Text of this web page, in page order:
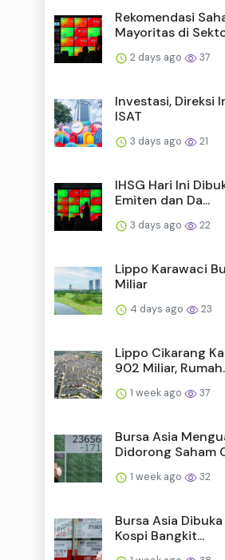
Rekomendasi
Mayoritas di
2 days ago 37
Investasi, Direksi
ISAT
3 days ago 21
IHSG Hari Ini
Emiten dan Da...
3 days ago 22
Lippo Karawaci
Miliar
4 days ago 23
Lippo Cikarang
902 Miliar,
1 week ago 37
Bursa Asia
Didorong Saham
1 week ago 32
Bursa Asia
Kospi Bangkit...